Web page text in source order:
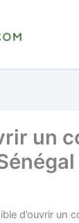
un
d’ouvrir un